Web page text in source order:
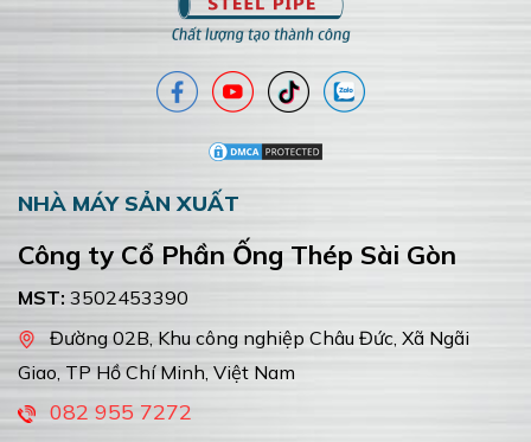
NHÀ MÁY SẢN XUẤT
Công ty Cổ Phần Ống Thép Sài Gòn
MST: 3502453390
Đường 02B, Khu công nghiệp Châu Đức, Xã Ngãi
Giao, TP Hồ Chí Minh, Việt Nam
082 955 7272